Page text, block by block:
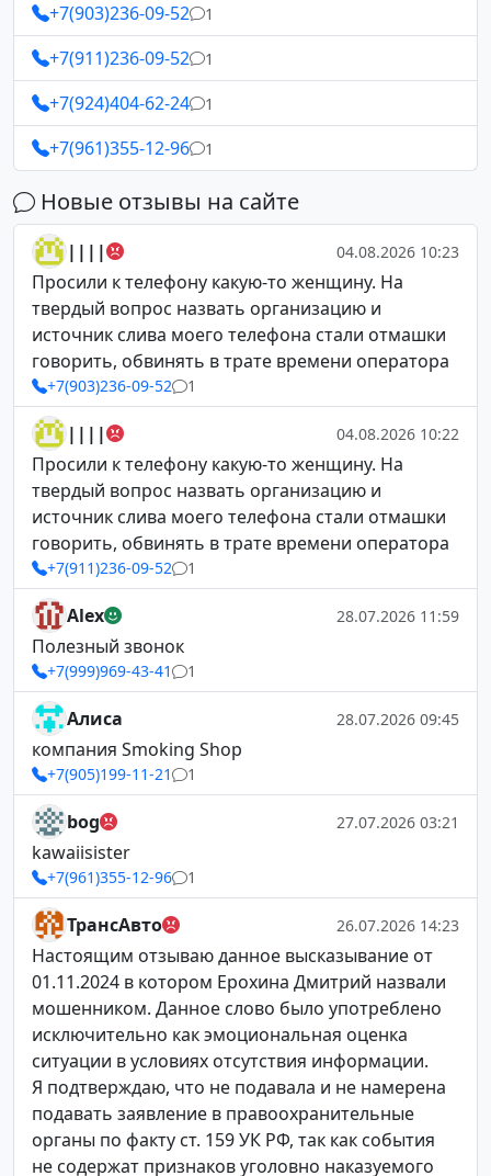
+7(903)236-09-52 1
+7(911)236-09-52 1
+7(924)404-62-24 1
+7(961)355-12-96 1
Новые отзывы на сайте
|||| 04.08.2026 10:23
Просили к телефону какую-то женщину. На
твердый вопрос назвать организацию и
источник слива моего телефона стали отмашки
говорить, обвинять в трате времени оператора
+7(903)236-09-52 1
|||| 04.08.2026 10:22
Просили к телефону какую-то женщину. На
твердый вопрос назвать организацию и
источник слива моего телефона стали отмашки
говорить, обвинять в трате времени оператора
+7(911)236-09-52 1
Alex 28.07.2026 11:59
Полезный звонок
+7(999)969-43-41 1
Алиса 28.07.2026 09:45
компания Smoking Shop
+7(905)199-11-21 1
bog 27.07.2026 03:21
kawaiisister
+7(961)355-12-96 1
ТрансАвто 26.07.2026 14:23
Настоящим отзываю данное высказывание от
01.11.2024 в котором Ерохина Дмитрий назвали
мошенником. Данное слово было употреблено
исключительно как эмоциональная оценка
ситуации в условиях отсутствия информации.
Я подтверждаю, что не подавала и не намерена
подавать заявление в правоохранительные
органы по факту ст. 159 УК РФ, так как события
не содержат признаков уголовно наказуемого